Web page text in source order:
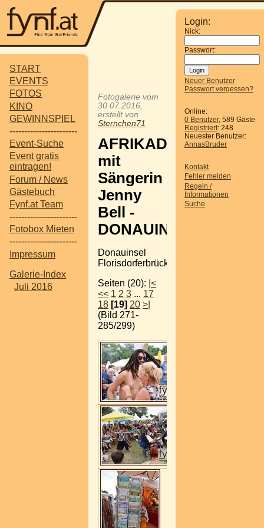
START
EVENTS
FOTOS
KINO
GEWINNSPIEL
-----------------------
Event-Suche
Event gratis
eintragen!
Forum / News
Gästebuch
Fynf.at Team
-----------------------
Fotobox Mieten
-----------------------
Impressum
Galerie-Index
Juli 2016
Login:
Nick:
Passwort:
Neuer Benutzer
Passwort vergessen?
Online:
0 Benutzer, 589 Gäste
Registriert: 248
Neuester Benutzer:
AnnasBruder
Kontakt
Fehler melden
Regeln /
Informationen
Suche
Fotogalerie vom
30.07.2016,
erstellt von
Sternchen71
AFRIKADORF
mit
Sängerin
Jenny
Bell -
DONAUINSEL
Donauinsel
Florisdorferbrücke
Seiten (20): |<
<< 1 2 3 ... 17
18 [19] 20 >|
(Bild 271-
285/299)